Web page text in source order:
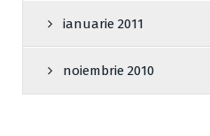
ianuarie 2011
noiembrie 2010